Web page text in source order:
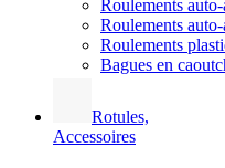
Roulements
Roulements
Roulements
Bagues en
Rotules,
Accessoires